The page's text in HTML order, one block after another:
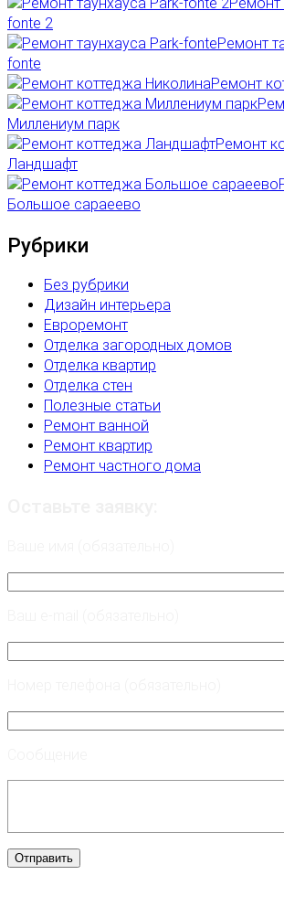
fonte 2
Ремонт
fonte
Ремонт
Миллениум парк
Ремонт
Ландшафт
Большое сараеево
Рубрики
Без рубрики
Дизайн интерьера
Евроремонт
Отделка загородных домов
Отделка квартир
Отделка стен
Полезные статьи
Ремонт ванной
Ремонт квартир
Ремонт частного дома